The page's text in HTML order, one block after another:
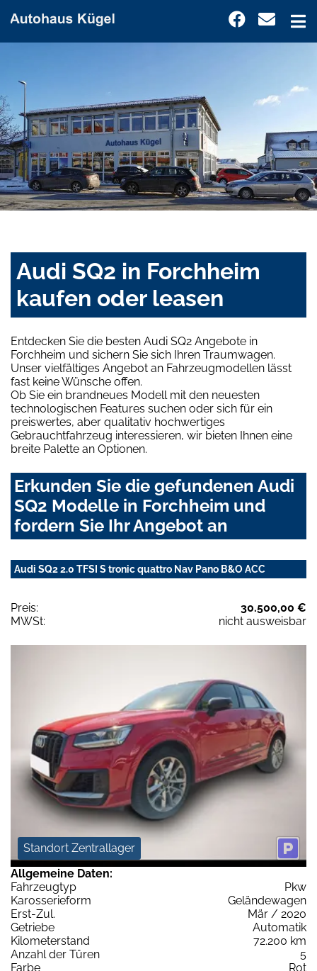
Audi SQ2 in Forchheim
kaufen oder leasen
Entdecken Sie die besten Audi SQ2 Angebote in
Forchheim und sichern Sie sich Ihren Traumwagen.
Unser vielfältiges Angebot an Fahrzeugmodellen lässt
fast keine Wünsche offen.
Ob Sie ein brandneues Modell mit den neuesten
technologischen Features suchen oder sich für ein
preiswertes, aber qualitativ hochwertiges
Gebrauchtfahrzeug interessieren, wir bieten Ihnen eine
breite Palette an Optionen.
Erkunden Sie die gefundenen Audi
SQ2 Modelle in Forchheim und
fordern Sie Ihr Angebot an
Audi SQ2 2.0 TFSI S tronic quattro Nav Pano B&O ACC
Preis:
30.500,00 €
MWSt:
nicht ausweisbar
Standort Zentrallager
Allgemeine Daten:
Fahrzeugtyp
Pkw
Karosserieform
Geländewagen
Erst-Zul.
Mär / 2020
Getriebe
Automatik
Kilometerstand
72.200 km
Anzahl der Türen
5
Farbe
Rot